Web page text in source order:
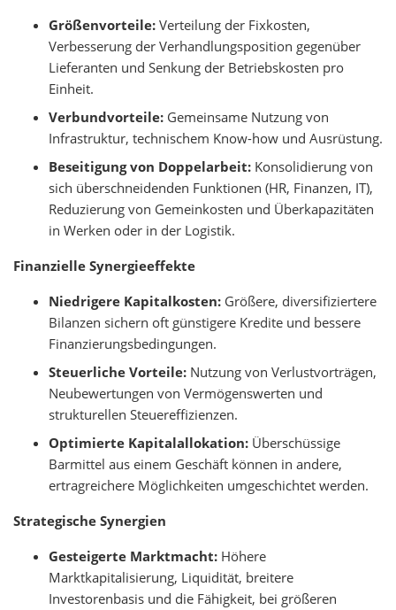
Größenvorteile: Verteilung der Fixkosten,
Verbesserung der Verhandlungsposition gegenüber
Lieferanten und Senkung der Betriebskosten pro
Einheit.
Verbundvorteile: Gemeinsame Nutzung von
Infrastruktur, technischem Know-how und Ausrüstung.
Beseitigung von Doppelarbeit: Konsolidierung von
sich überschneidenden Funktionen (HR, Finanzen, IT),
Reduzierung von Gemeinkosten und Überkapazitäten
in Werken oder in der Logistik.
Finanzielle Synergieeffekte
Niedrigere Kapitalkosten: Größere, diversifiziertere
Bilanzen sichern oft günstigere Kredite und bessere
Finanzierungsbedingungen.
Steuerliche Vorteile: Nutzung von Verlustvorträgen,
Neubewertungen von Vermögenswerten und
strukturellen Steuereffizienzen.
Optimierte Kapitalallokation: Überschüssige
Barmittel aus einem Geschäft können in andere,
ertragreichere Möglichkeiten umgeschichtet werden.
Strategische Synergien
Gesteigerte Marktmacht: Höhere
Marktkapitalisierung, Liquidität, breitere
Investorenbasis und die Fähigkeit, bei größeren